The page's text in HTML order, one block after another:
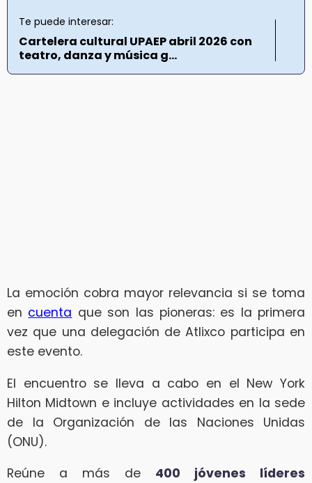
Te puede interesar:
Cartelera cultural UPAEP abril 2026 con
teatro, danza y música g...
La emoción cobra mayor relevancia si se toma
en cuenta que son las pioneras: es la primera
vez que una delegación de Atlixco participa en
este evento.
El encuentro se lleva a cabo en el New York
Hilton Midtown e incluye actividades en la sede
de la Organización de las Naciones Unidas
(ONU).
Reúne a más de 400 jóvenes líderes